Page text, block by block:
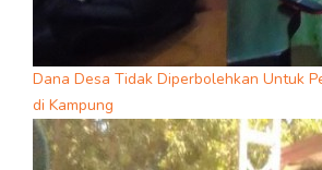
Dana Desa Tidak Diperbolehkan Untuk
di Kampung